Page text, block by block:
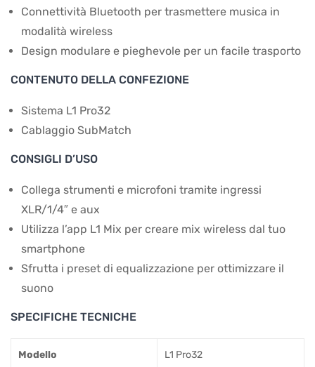
Connettività Bluetooth per trasmettere musica in
modalità wireless
Design modulare e pieghevole per un facile trasporto
CONTENUTO DELLA CONFEZIONE
Sistema L1 Pro32
Cablaggio SubMatch
CONSIGLI D’USO
Collega strumenti e microfoni tramite ingressi
XLR/1/4″ e aux
Utilizza l’app L1 Mix per creare mix wireless dal tuo
smartphone
Sfrutta i preset di equalizzazione per ottimizzare il
suono
SPECIFICHE TECNICHE
Modello L1 Pro32